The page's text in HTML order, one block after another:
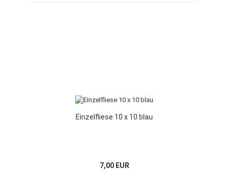
Einzelfliese 10 x 10 blau
7,00 EUR